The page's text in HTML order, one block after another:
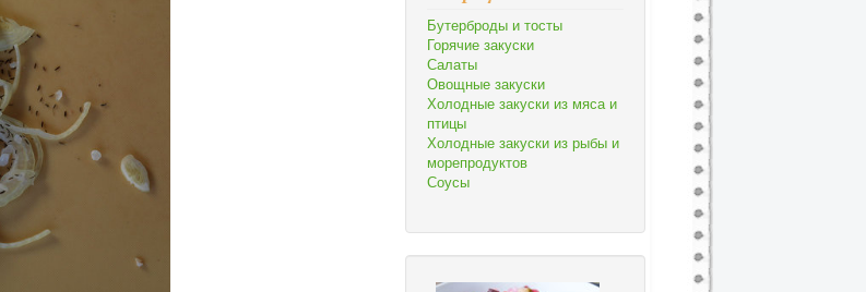
Бутерброды и тосты
Горячие закуски
Салаты
Овощные закуски
Холодные закуски из мяса и
птицы
Холодные закуски из рыбы и
морепродуктов
Соусы